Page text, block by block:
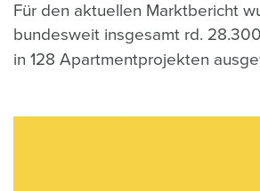
Für den aktuellen Marktbericht
bundesweit insgesamt rd.
in 128 Apartmentprojekten